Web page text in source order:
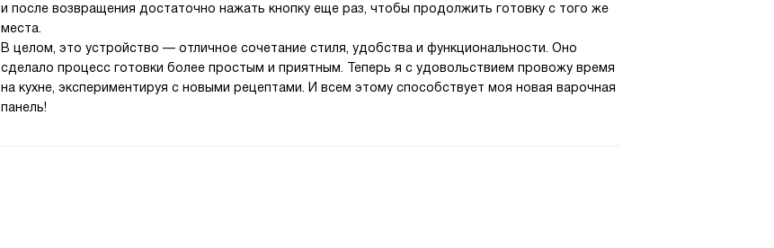
и после возвращения достаточно нажать кнопку еще раз, чтобы продолжить готовку с того же
места.
В целом, это устройство — отличное сочетание стиля, удобства и функциональности. Оно
сделало процесс готовки более простым и приятным. Теперь я с удовольствием провожу время
на кухне, экспериментируя с новыми рецептами. И всем этому способствует моя новая варочная
панель!